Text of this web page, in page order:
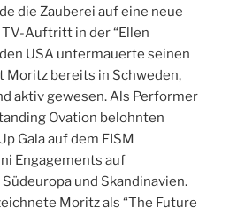
die Zauberei auf eine neue
Auftritt in der “Ellen
USA untermauerte seinen
Moritz bereits in Schweden,
aktiv gewesen. Als Performer
Ovation belohnten
Gala auf dem FISM
Engagements auf
und Skandinavien.
Moritz als “The Future